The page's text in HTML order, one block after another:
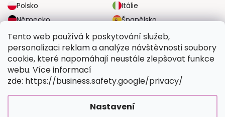
Tento web používá k poskytování služeb,
personalizaci reklam a analýze návštěvnosti soubory
cookie, které napomáhají neustále zlepšovat funkce
webu. Více informací
zde: https://business.safety.google/privacy/
Nastavení
Polsko
Itálie
Německo
Španělsko
Velká Británie
Rakousko
SPOLEHLIVÉ MOŽNOSTI DOPRAVY
BEZPEČNÉ MOŽNOSTI PLATBY